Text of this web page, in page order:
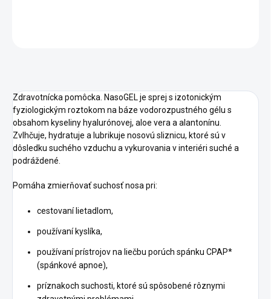
Zdravotnícka pomôcka. NasoGEL je sprej s izotonickým
fyziologickým roztokom na báze vodorozpustného gélu s
obsahom kyseliny hyalurónovej, aloe vera a alantonínu.
Zvlhčuje, hydratuje a lubrikuje nosovú sliznicu, ktoré sú v
dôsledku suchého vzduchu a vykurovania v interiéri suché a
podráždené.
Pomáha zmierňovať suchosť nosa pri:
cestovaní lietadlom,
používaní kyslíka,
používaní prístrojov na liečbu porúch spánku CPAP*
(spánkové apnoe),
príznakoch suchosti, ktoré sú spôsobené rôznymi